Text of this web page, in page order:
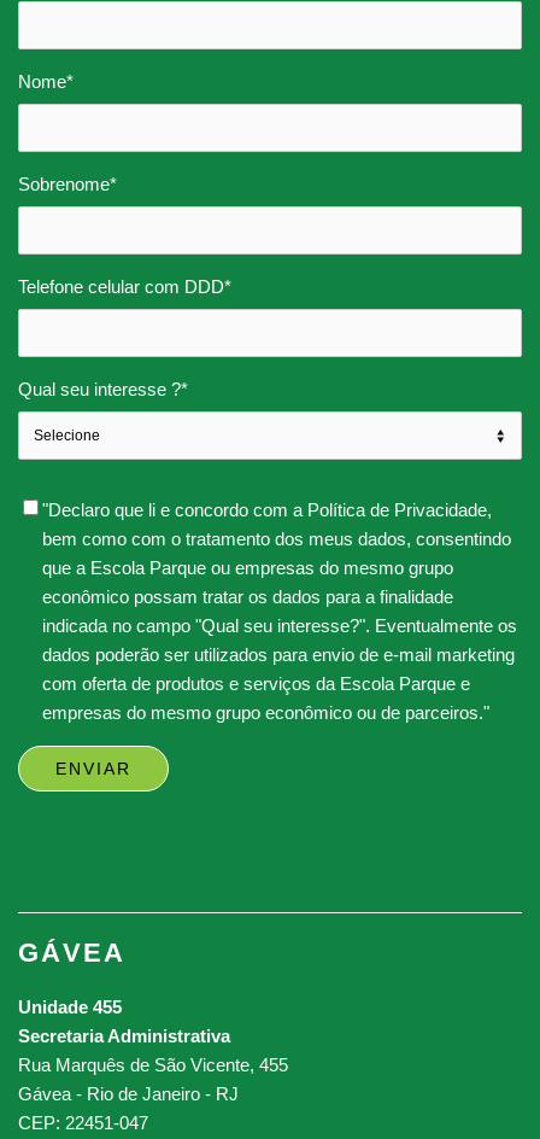
Nome*
Sobrenome*
Telefone celular com DDD*
Qual seu interesse ?*
"Declaro que li e concordo com a Política de Privacidade,
bem como com o tratamento dos meus dados, consentindo
que a Escola Parque ou empresas do mesmo grupo
econômico possam tratar os dados para a finalidade
indicada no campo "Qual seu interesse?". Eventualmente os
dados poderão ser utilizados para envio de e-mail marketing
com oferta de produtos e serviços da Escola Parque e
empresas do mesmo grupo econômico ou de parceiros."
GÁVEA
Unidade 455
Secretaria Administrativa
Rua Marquês de São Vicente, 455
Gávea - Rio de Janeiro - RJ
CEP: 22451-047